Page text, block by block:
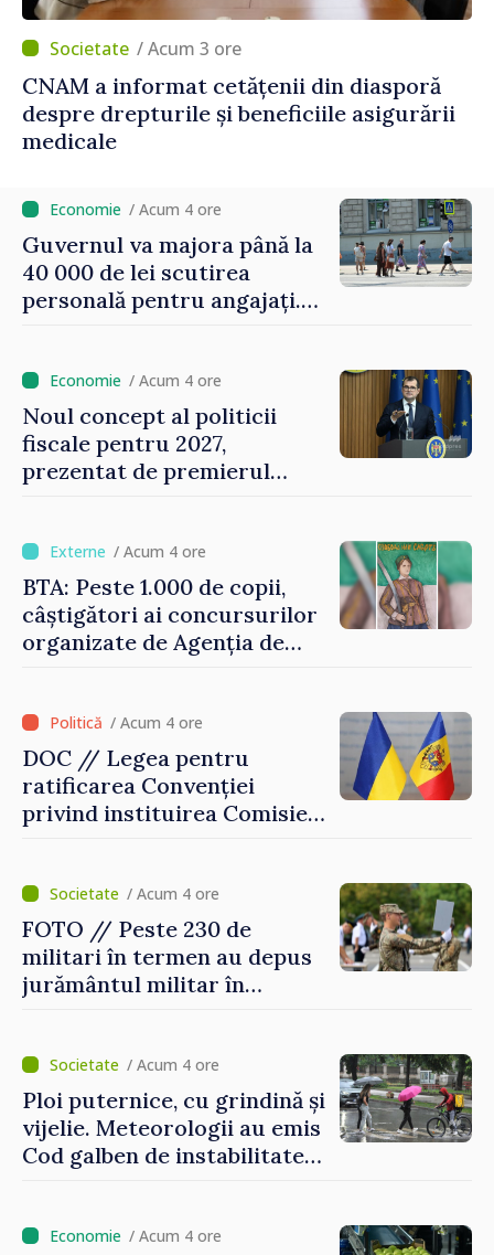
/ Acum 3 ore
CNAM a informat cetățenii din diasporă
despre drepturile și beneficiile asigurării
medicale
/ Acum 4 ore
Guvernul va majora până la
40 000 de lei scutirea
personală pentru angajați.
oamenilor”/ Acum 4 ore
Noul concept al politicii
fiscale pentru 2027,
prezentat de premierul
investițiile, taxăm viciile și
echilibrăm taxarea
consumului”
/ Acum 4 ore
BTA: Peste 1.000 de copii,
câștigători ai concursurilor
organizate de Agenția de
/ Acum 4 ore
DOC // Legea pentru
ratificarea Convenției
privind instituirea Comisiei
Monitorul Oficial
/ Acum 4 ore
FOTO // Peste 230 de
militari în termen au depus
jurământul militar în
/ Acum 4 ore
Ploi puternice, cu grindină și
vijelie. Meteorologii au emis
Cod galben de instabilitate
/ Acum 4 ore